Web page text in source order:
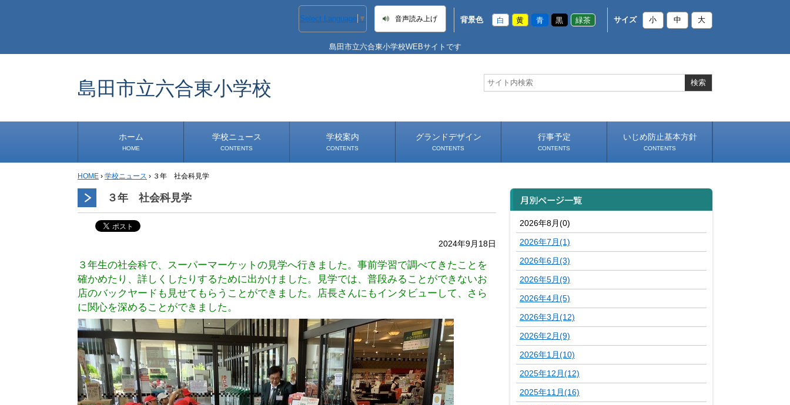
Select Language ▼ 音声読み上げ 背景色 白 黄 青 黒 緑茶 サイズ 小 中 大
島田市立六合東小学校WEBサイトです
島田市立六合東小学校
ホーム
HOME
学校ニュース
CONTENTS
学校から
安心・安全
1年生
2年生
3年生
4年生
5年生
6年生
事務・保健室から
児童会・部活から
研修
小中連携事業
道徳教育推進事業
学校便り
学校案内
CONTENTS
グランドデザイン
CONTENTS
行事予定
CONTENTS
いじめ防止基本方針
CONTENTS
HOME › 学校ニュース › ３年 社会科見学
３年 社会科見学
2024年9月18日
３年生の社会科で、スーパーマーケットの見学へ行きました。事前学習で調べてきたことを
確かめたり、詳しくしたりするために出かけました。見学では、普段みることができないお
店のバックヤードも見せてもらうことができました。店長さんにもインタビューして、さら
に関心を深めることができました。
月別ページ一覧
2026年8月(0)
2026年7月(1)
2026年6月(3)
2026年5月(9)
2026年4月(5)
2026年3月(12)
2026年2月(9)
2026年1月(10)
2025年12月(12)
2025年11月(16)